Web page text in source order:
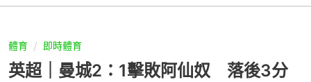
體育 即時體育
英超｜曼城2：1擊敗阿仙奴 落後3分